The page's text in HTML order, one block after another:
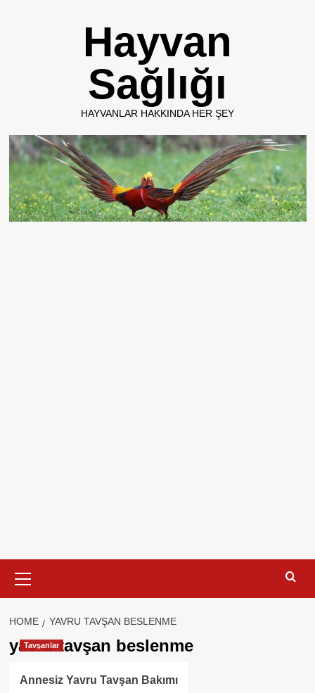
Hayvan
Sağlığı
HAYVANLAR HAKKINDA HER ŞEY
Menu
HOME YAVRU TAVŞAN BESLENME
yavru tavşan beslenme
Tavşanlar
Annesiz Yavru Tavşan Bakımı